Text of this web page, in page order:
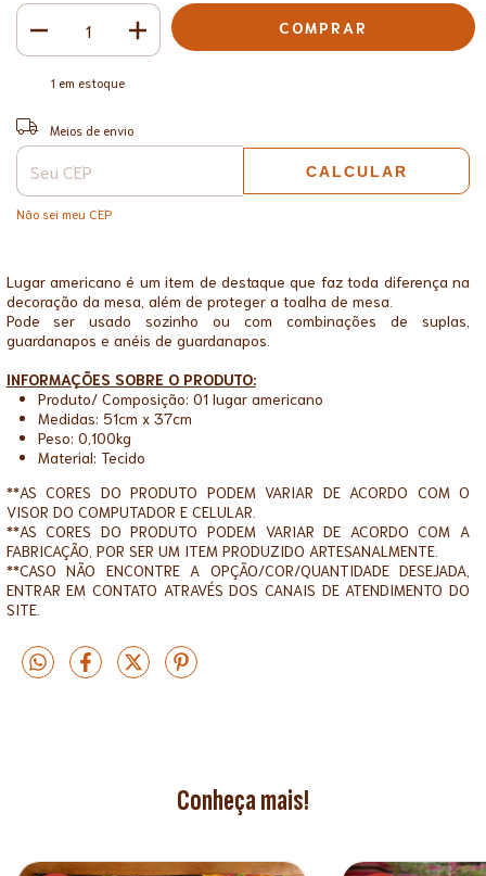
1 em estoque
Entregas para o CEP:
Meios de envio
CALCULAR
Não sei meu CEP
Lugar americano é um item de destaque que faz toda diferença na
decoração da mesa, além de proteger a toalha de mesa.
Pode ser usado sozinho ou com combinações de suplas,
guardanapos e anéis de guardanapos.
INFORMAÇÕES SOBRE O PRODUTO:
Produto/ Composição: 01 lugar americano
Medidas: 51cm x 37cm
Peso: 0,100kg
Material: Tecido
**AS CORES DO PRODUTO PODEM VARIAR DE ACORDO COM O
VISOR DO COMPUTADOR E CELULAR.
**AS CORES DO PRODUTO PODEM VARIAR DE ACORDO COM A
FABRICAÇÃO, POR SER UM ITEM PRODUZIDO ARTESANALMENTE.
**CASO NÃO ENCONTRE A OPÇÃO/COR/QUANTIDADE DESEJADA,
ENTRAR EM CONTATO ATRAVÉS DOS CANAIS DE ATENDIMENTO DO
SITE.
Conheça mais!